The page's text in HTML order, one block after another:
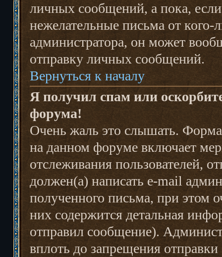
личных сообщений, а пока,
нежелательные письма от кого-
администратора, он может
отправку личных сообщений.
Вернуться к началу
Я получил спам или
форума!
Очень жаль это слышать.
на данном форуме включает
отслеживания пользователей,
должен(а) написать e-mail
полученного письма, при этом
них содержится детальная
отправил сообщение).
вплоть до запрещения